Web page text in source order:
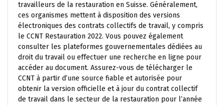
travailleurs de la restauration en Suisse. Généralement,
ces organismes mettent à disposition des versions
électroniques des contrats collectifs de travail, y compris
le CCNT Restauration 2022. Vous pouvez également
consulter les plateformes gouvernementales dédiées au
droit du travail ou effectuer une recherche en ligne pour
accéder au document. Assurez-vous de télécharger le
CCNT à partir d’une source fiable et autorisée pour
obtenir la version officielle et à jour du contrat collectif
de travail dans le secteur de la restauration pour l’année